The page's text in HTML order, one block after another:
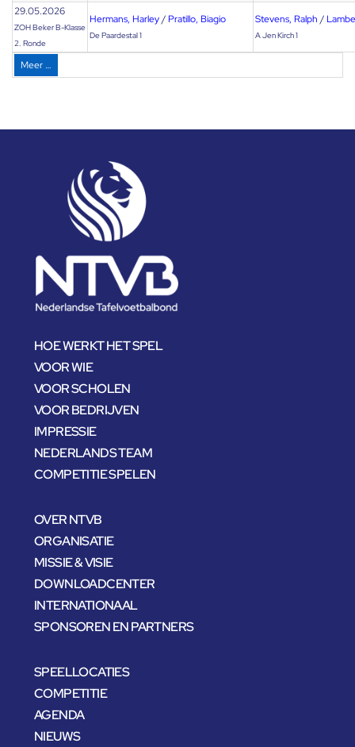
29.05.2026
ZOH Beker B-Klasse
2. Ronde
Hermans, Harley/ Pratillo, Biagio
De Paardestal 1
Stevens, Ralph /
A Jen Kirch 1
Meer …
HOE WERKT HET SPEL
VOOR WIE
VOOR SCHOLEN
VOOR BEDRIJVEN
IMPRESSIE
NEDERLANDS TEAM
COMPETITIE SPELEN
OVER NTVB
ORGANISATIE
MISSIE & VISIE
DOWNLOADCENTER
INTERNATIONAAL
SPONSOREN EN PARTNERS
SPEELLOCATIES
COMPETITIE
AGENDA
NIEUWS